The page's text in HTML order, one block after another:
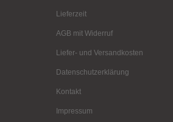
Lieferzeit
AGB mit Widerruf
Liefer- und Versandkosten
Datenschutz­erklärung
Kontakt
Impressum